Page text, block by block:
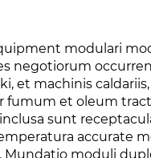
modulari
negotiorum
et machinis
fumum et oleum
sunt
accurate
moduli